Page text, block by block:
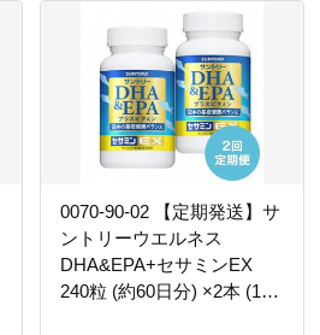
0070-90-02 【定期発送】サ
ントリーウエルネス
DHA&EPA+セサミンEX
240粒 (約60日分) ×2本 (1本